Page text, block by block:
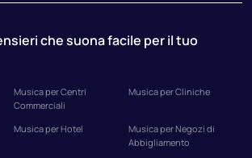
che suona facile per il tuo
Musica per Centri
Commerciali
Musica per Cliniche
Musica per Hotel
Musica per Negozi di
Abbigliamento